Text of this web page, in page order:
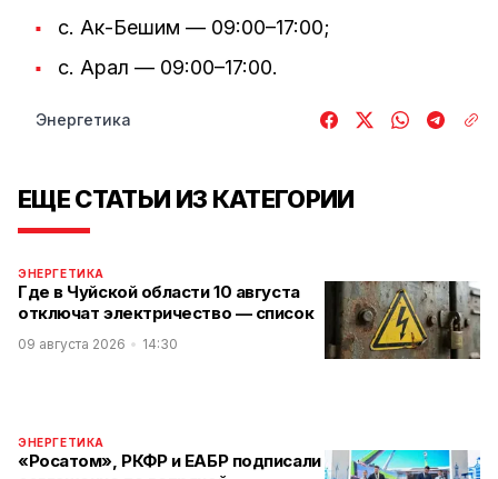
с. Ак-Бешим — 09:00–17:00;
с. Арал — 09:00–17:00.
Энергетика
ЕЩЕ СТАТЬИ ИЗ КАТЕГОРИИ
ЭНЕРГЕТИКА
Где в Чуйской области 10 августа
отключат электричество — список
09 августа 2026 14:30
ЭНЕРГЕТИКА
«Росатом», РКФР и ЕАБР подписали